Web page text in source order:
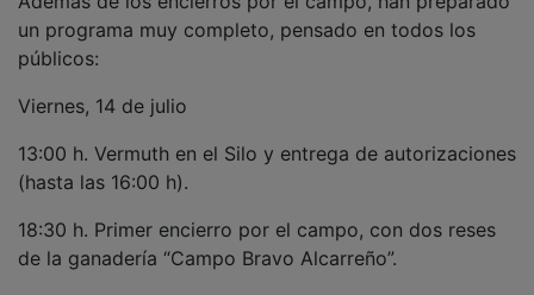
un programa muy completo, pensado en todos los
públicos:
(hasta las 16:00 h).
de la ganadería “Campo Bravo Alcarreño”.